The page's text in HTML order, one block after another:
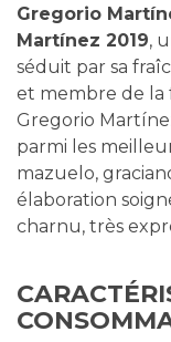
Gregorio
Martínez 2019,
séduit par sa
et membre de la
Gregorio
parmi les
mazuelo,
élaboration
charnu, très